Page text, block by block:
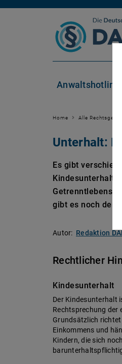
Anwaltshotline
Home Alle
Unterhalt:
Es gibt
Kindesunterhalt,
gibt es noch den
Autor: Redaktion
Rechtlicher
Kindesunterhalt
Der Kindesunterhalt
Rechtsprechung der
Grundsätzlich
Einkommens und
Kindern, die sich